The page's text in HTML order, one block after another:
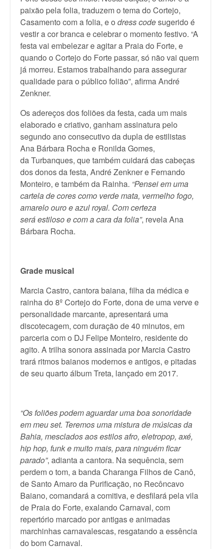
paixão pela folia, traduzem o tema do Cortejo,
Casamento com a folia, e o dress codesugerido é
vestir a cor branca e celebrar o momento festivo. “A
festa vai embelezar e agitar a Praia do Forte, e
quando o Cortejo do Forte passar, só não vai quem
já morreu. Estamos trabalhando para assegurar
qualidade para o público folião”, afirma André
Zenkner.
Os adereços dos foliões da festa, cada um mais
elaborado e criativo, ganham assinatura pelo
segundo ano consecutivo da dupla de estilistas
Ana Bárbara Rocha e Ronilda Gomes,
da Turbanques, que também cuidará das cabeças
dos donos da festa, André Zenkner e Fernando
Monteiro, e também da Rainha. “Pensei em uma
cartela de cores como verde mata, vermelho fogo,
amarelo ouro e azul royal. Com certeza
será estiloso e com a cara da folia”, revela Ana
Bárbara Rocha.
Grade musical
Marcia Castro, cantora baiana, filha da médica e
rainha do 8º Cortejo do Forte, dona de uma verve e
personalidade marcante, apresentará uma
discotecagem, com duração de 40 minutos, em
parceria com o DJ Felipe Monteiro, residente do
agito. A trilha sonora assinada por Marcia Castro
trará ritmos baianos modernos e antigos, e pitadas
de seu quarto álbum Treta, lançado em 2017.
“Os foliões podem aguardar uma boa sonoridade
em meu set. Teremos uma mistura de músicas da
Bahia, mesclados aos estilos afro, eletropop, axé,
hip hop, funk e muito mais, para ninguém ficar
parado”, adianta a cantora. Na sequência, sem
perdem o tom, a banda Charanga Filhos de Canô,
de Santo Amaro da Purificação, no Recôncavo
Baiano, comandará a comitiva, e desfilará pela vila
de Praia do Forte, exalando Carnaval, com
repertório marcado por antigas e animadas
marchinhas carnavalescas, resgatando a essência
do bom Carnaval.